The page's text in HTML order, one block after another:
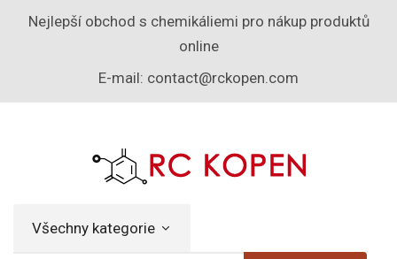
Nejlepší obchod s chemikáliemi pro nákup produktů
online
E-mail: contact@rckopen.com
Všechny kategorie